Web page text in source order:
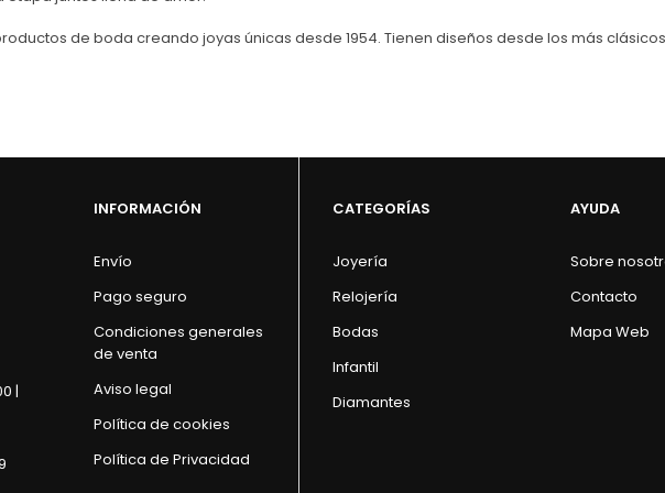
de boda creando joyas únicas desde 1954. Tienen diseños desde los más
|
INFORMACIÓN
Envío
Pago seguro
Condiciones generales
de venta
Aviso legal
Política de cookies
Política de Privacidad
CATEGORÍAS
Joyería
Relojería
Bodas
Infantil
Diamantes
AYUDA
Sobre
Contacto
Mapa Web